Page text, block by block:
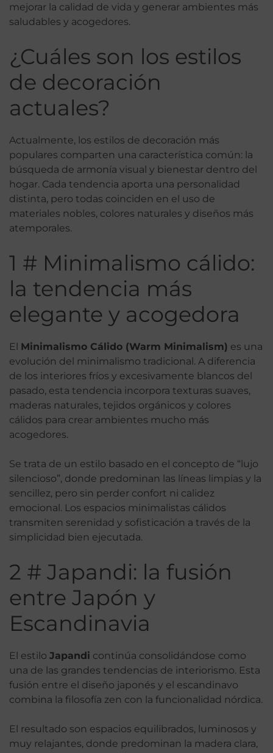
mejorar la calidad de vida y generar ambientes más
saludables y acogedores.
¿Cuáles son los estilos
de decoración
actuales?
Actualmente, los estilos de decoración más
populares comparten una característica común: la
búsqueda de armonía visual y bienestar dentro del
hogar. Cada tendencia aporta una personalidad
distinta, pero todas coinciden en el uso de
materiales nobles, colores naturales y diseños más
atemporales.
1 # Minimalismo cálido:
la tendencia más
elegante y acogedora
El Minimalismo Cálido (Warm Minimalism) es una
evolución del minimalismo tradicional. A diferencia
de los interiores fríos y excesivamente blancos del
pasado, esta tendencia incorpora texturas suaves,
maderas naturales, tejidos orgánicos y colores
cálidos para crear ambientes mucho más
acogedores.
Se trata de un estilo basado en el concepto de “lujo
silencioso”, donde predominan las líneas limpias y la
sencillez, pero sin perder confort ni calidez
emocional. Los espacios minimalistas cálidos
transmiten serenidad y sofisticación a través de la
simplicidad bien ejecutada.
2 # Japandi: la fusión
entre Japón y
Escandinavia
El estilo Japandi continúa consolidándose como
una de las grandes tendencias de interiorismo. Esta
fusión entre el diseño japonés y el escandinavo
combina la filosofía zen con la funcionalidad nórdica.
El resultado son espacios equilibrados, luminosos y
muy relajantes, donde predominan la madera clara,